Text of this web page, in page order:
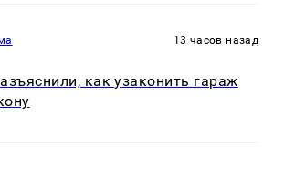
13 часов назад
как узаконить гараж